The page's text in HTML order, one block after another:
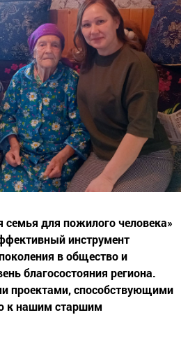
семья для пожилого человека»
инструмент
в общество и
благосостояния региона.
проектами, способствующими
к нашим старшим